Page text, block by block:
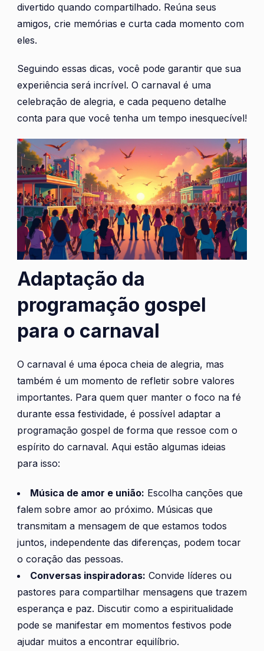
divertido quando compartilhado. Reúna seus
amigos, crie memórias e curta cada momento com
eles.
Seguindo essas dicas, você pode garantir que sua
experiência será incrível. O carnaval é uma
celebração de alegria, e cada pequeno detalhe
conta para que você tenha um tempo inesquecível!
Adaptação da
programação gospel
para o carnaval
O carnaval é uma época cheia de alegria, mas
também é um momento de refletir sobre valores
importantes. Para quem quer manter o foco na fé
durante essa festividade, é possível adaptar a
programação gospel de forma que ressoe com o
espírito do carnaval. Aqui estão algumas ideias
para isso:
Música de amor e união: Escolha canções que
falem sobre amor ao próximo. Músicas que
transmitam a mensagem de que estamos todos
juntos, independente das diferenças, podem tocar
o coração das pessoas.
Conversas inspiradoras: Convide líderes ou
pastores para compartilhar mensagens que trazem
esperança e paz. Discutir como a espiritualidade
pode se manifestar em momentos festivos pode
ajudar muitos a encontrar equilíbrio.